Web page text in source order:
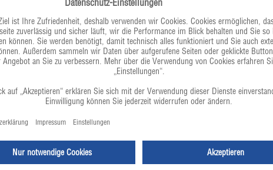
40,0 Pflanzenfett
200 g Perlzwiebeln,
5,0 g Zucker
2,0 g feines Ursalz
angießen und das
abschmecken.